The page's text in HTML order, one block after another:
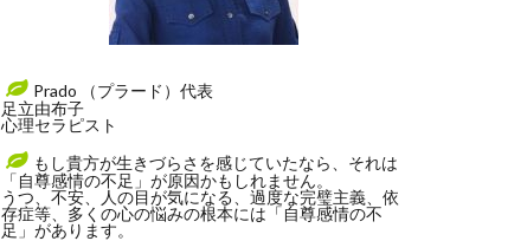
Prado （プラード）代表
足立由布子
心理セラピスト
もし貴方が生きづらさを感じていたなら、それは
「自尊感情の不足」が原因かもしれません。
うつ、不安、人の目が気になる、過度な完璧主義、依
存症等、多くの心の悩みの根本には「自尊感情の不
足」があります。